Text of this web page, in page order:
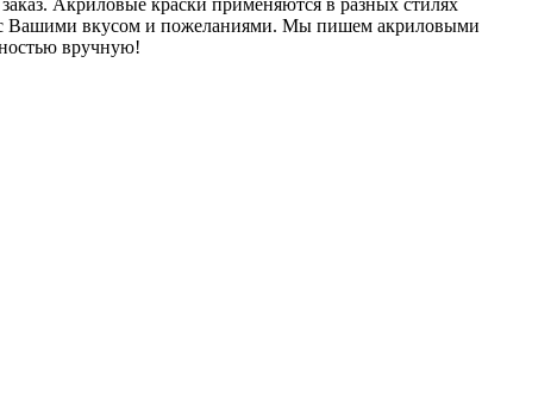
с Вашими вкусом и пожеланиями. Мы пишем акриловыми
вручную!